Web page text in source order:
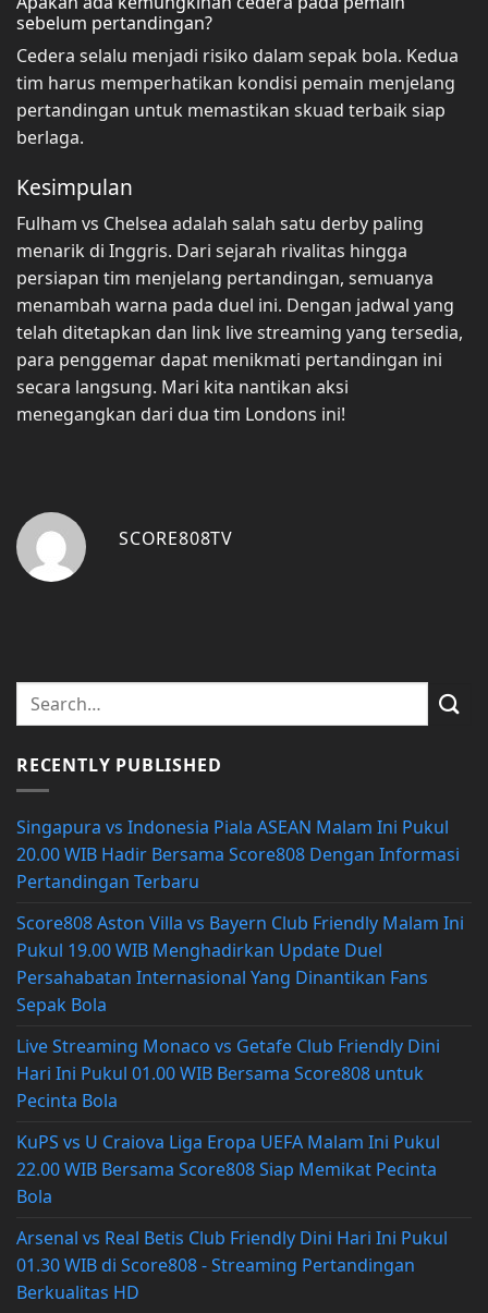
sebelum pertandingan?
Cedera selalu menjadi risiko dalam sepak bola. Kedua
tim harus memperhatikan kondisi pemain menjelang
pertandingan untuk memastikan skuad terbaik siap
berlaga.
Kesimpulan
Fulham vs Chelsea adalah salah satu derby paling
menarik di Inggris. Dari sejarah rivalitas hingga
persiapan tim menjelang pertandingan, semuanya
menambah warna pada duel ini. Dengan jadwal yang
telah ditetapkan dan link live streaming yang tersedia,
para penggemar dapat menikmati pertandingan ini
secara langsung. Mari kita nantikan aksi
menegangkan dari dua tim Londons ini!
SCORE808TV
RECENTLY PUBLISHED
Singapura vs Indonesia Piala ASEAN Malam Ini Pukul
20.00 WIB Hadir Bersama Score808 Dengan Informasi
Pertandingan Terbaru
Score808 Aston Villa vs Bayern Club Friendly Malam Ini
Pukul 19.00 WIB Menghadirkan Update Duel
Persahabatan Internasional Yang Dinantikan Fans
Sepak Bola
Live Streaming Monaco vs Getafe Club Friendly Dini
Hari Ini Pukul 01.00 WIB Bersama Score808 untuk
Pecinta Bola
KuPS vs U Craiova Liga Eropa UEFA Malam Ini Pukul
22.00 WIB Bersama Score808 Siap Memikat Pecinta
Bola
Arsenal vs Real Betis Club Friendly Dini Hari Ini Pukul
01.30 WIB di Score808 - Streaming Pertandingan
Berkualitas HD